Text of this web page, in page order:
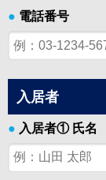
● 電話番号
入居者
● 入居者① 氏名